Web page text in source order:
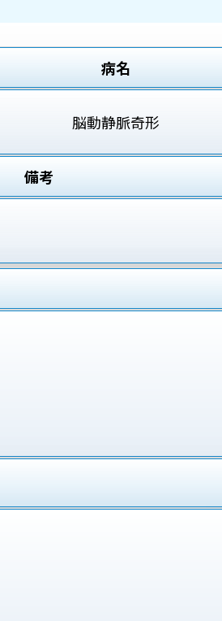
病名
脳動静脈奇形
備考